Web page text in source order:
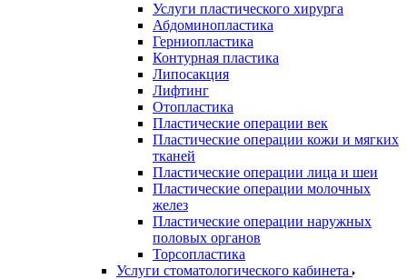
Услуги пластического хирурга
Абдоминопластика
Герниопластика
Контурная пластика
Липосакция
Лифтинг
Отопластика
Пластические операции век
Пластические операции кожи и мягких
тканей
Пластические операции лица и шеи
Пластические операции молочных
желез
Пластические операции наружных
половых органов
Торсопластика
Услуги стоматологического кабинета